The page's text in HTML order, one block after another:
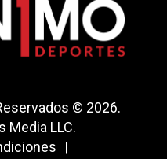
© 2026.
Media LLC.